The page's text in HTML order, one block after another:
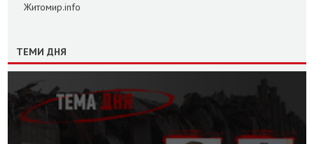
Житомир.info
ТЕМИ ДНЯ